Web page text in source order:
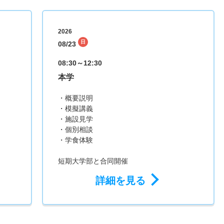
2026
08/23 日
08:30～12:30
本学
・概要説明
・模擬講義
・施設見学
・個別相談
・学食体験
短期大学部と合同開催
詳細を見る